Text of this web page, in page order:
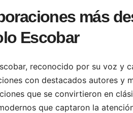
más
Escobar
reconocido por su voz y
con destacados autores y
que se convirtieron en
que captaron la